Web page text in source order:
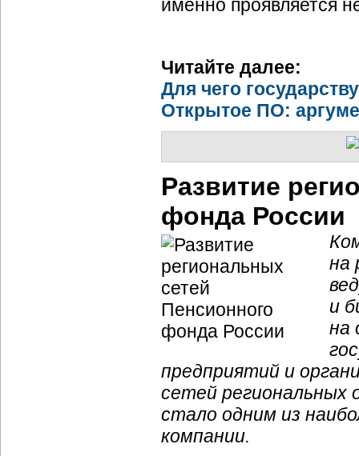
именно проявляется
Читайте далее:
Для чего
Открытое ПО:
Развитие
фонда России
на
и
на
предприятий и
сетей региональных
стало одним из
компании.